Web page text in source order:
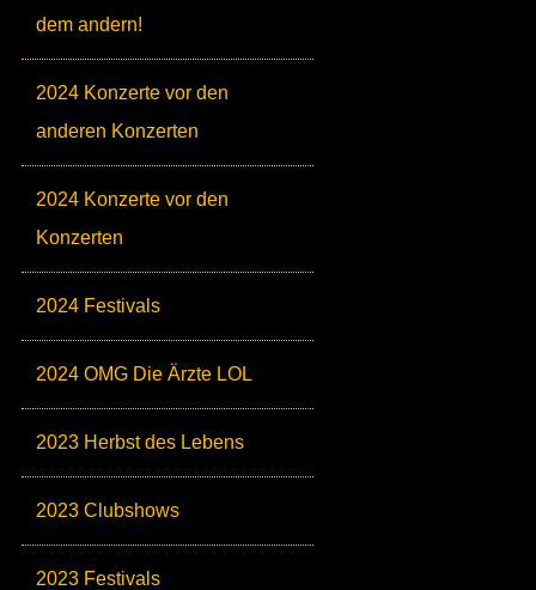
dem andern!
2024 Konzerte vor den
anderen Konzerten
2024 Konzerte vor den
Konzerten
2024 Festivals
2024 OMG Die Ärzte LOL
2023 Herbst des Lebens
2023 Clubshows
2023 Festivals